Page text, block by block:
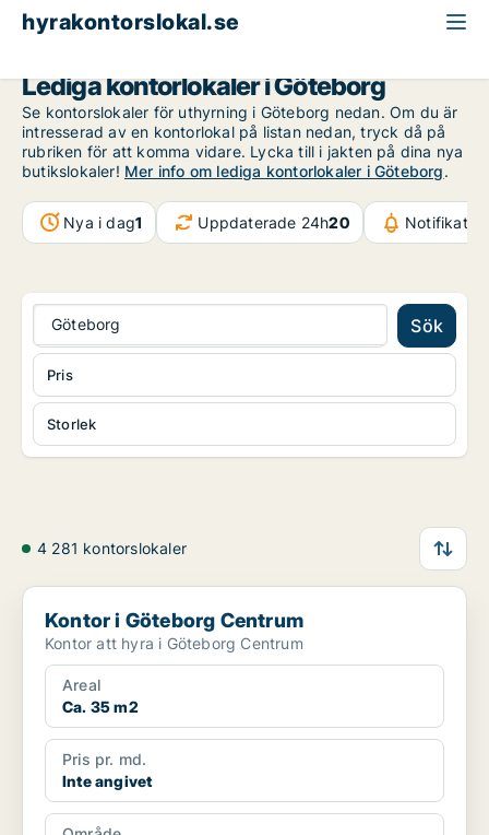
hyrakontorslokal.se
Lediga kontorlokaler i Göteborg
Se kontorslokaler för uthyrning i Göteborg nedan. Om du är
intresserad av en kontorlokal på listan nedan, tryck då på
rubriken för att komma vidare. Lycka till i jakten på dina nya
butikslokaler! Mer info om lediga kontorlokaler i Göteborg.
Nya i dag1 Uppdaterade 24h20
Göteborg Sök
Storlek
Pris
4 281 kontorslokaler
Kontor i Göteborg Centrum
Kontor i Göteborg Centrum
Kontor att hyra i Göteborg Centrum
Areal
Ca. 35 m2
Pris pr. md.
Inte angivet